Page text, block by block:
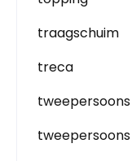
traagschuim
treca
tweepersoons